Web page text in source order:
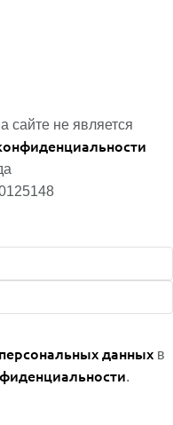
сайте не является
данных в
.